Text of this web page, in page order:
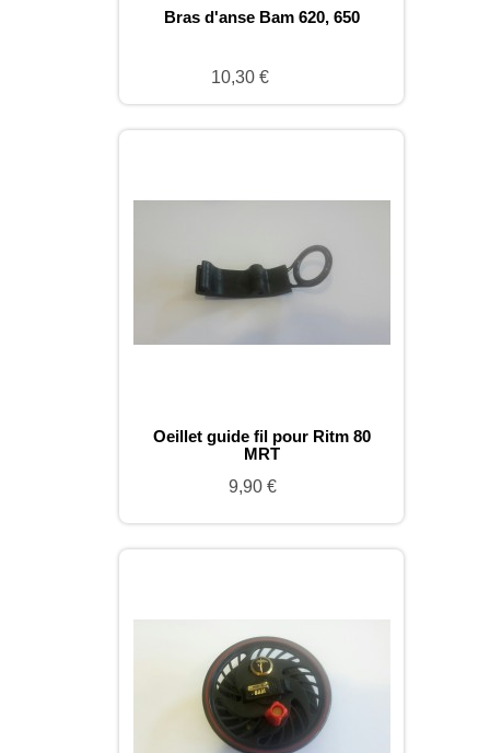
Bras d'anse Bam 620, 650
10,30 €
Oeillet guide fil pour Ritm 80
MRT
9,90 €